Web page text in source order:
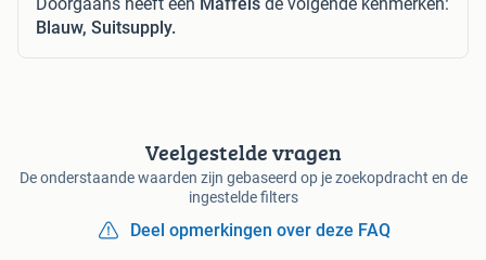
Blauw, Suitsupply.
Veelgestelde vragen
De onderstaande waarden zijn gebaseerd op je zoekopdracht en de
ingestelde filters
Deel opmerkingen over deze FAQ